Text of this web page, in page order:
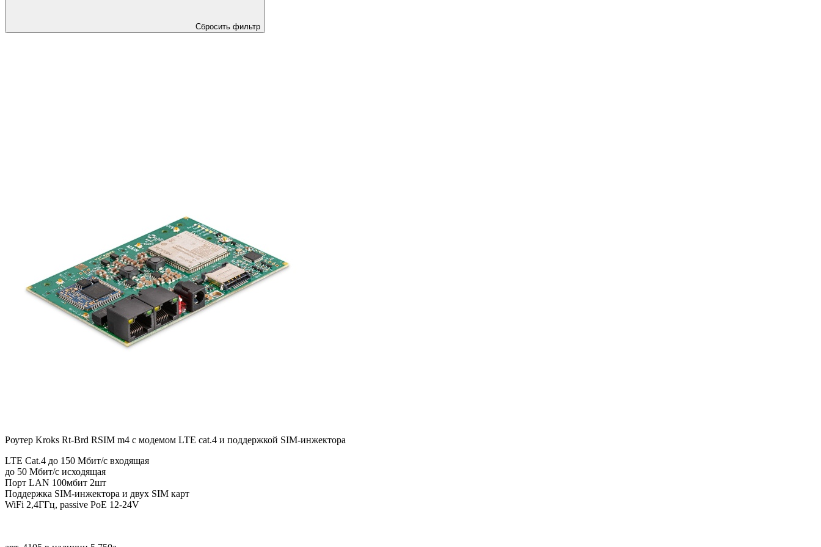
Сбросить фильтр
Роутер Kroks Rt-Brd RSIM m4 с модемом LTE cat.4 и поддержкой SIM-инжектора
LTE Cat.4 до 150 Мбит/c входящая
до 50 Мбит/с исходящая
Порт LAN 100мбит 2шт
Поддержка SIM-инжектора и двух SIM карт
WiFi 2,4ГГц, passive PoE 12-24V